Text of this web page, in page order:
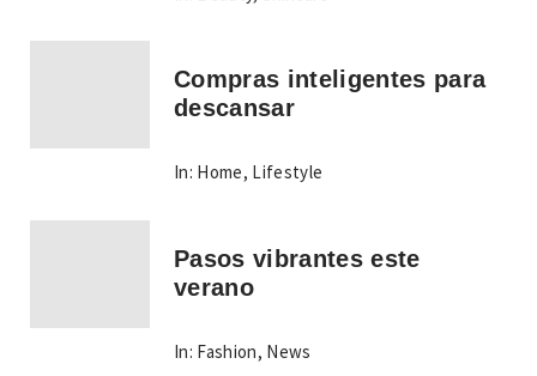
Compras inteligentes para
descansar
In: Home, Lifestyle
Pasos vibrantes este
verano
In: Fashion, News